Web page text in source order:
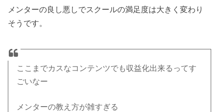
メンターの良し悪しでスクールの満足度は大きく変わり
そうです。
ここまでカスなコンテンツでも収益化出来るってす
ごいなー
メンターの教え方が雑すぎる